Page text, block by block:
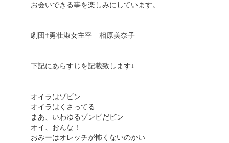
お会いできる事を楽しみにしています。
劇団†勇壮淑女主宰 相原美奈子
下記にあらすじを記載致します↓
オイラはゾビン
オイラはくさってる
まあ、いわゆるゾンビだビン
オイ、おんな！
おみーはオレッチが怖くないのかい